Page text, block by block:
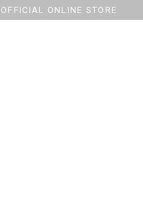
OFFICIAL ONLINE STORE